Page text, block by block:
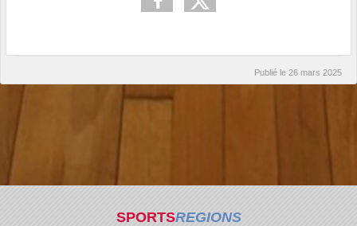
Publié le 26 mars 2025
SPORTSREGIONS